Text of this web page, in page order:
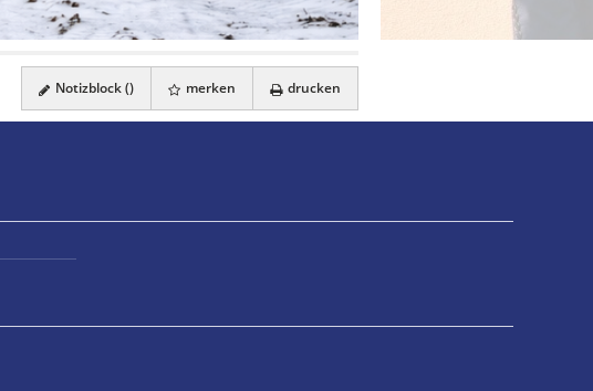
Notizblock () merken drucken